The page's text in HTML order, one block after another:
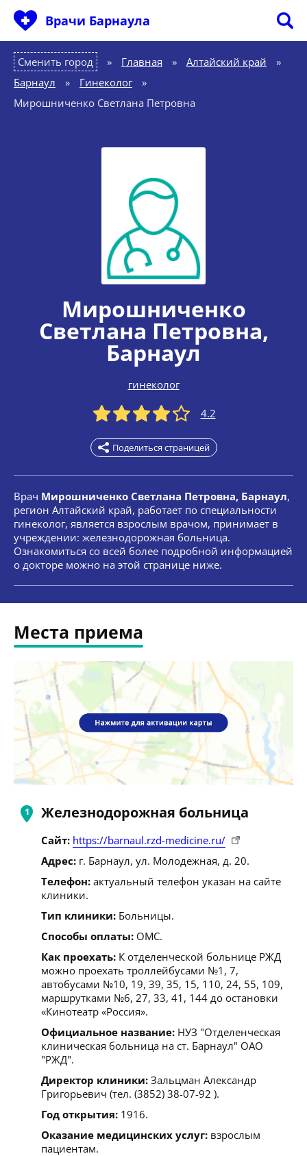
Врачи Барнаула
Сменить город Главная » Алтайский край
»
Барнаул
» Гинеколог
»
Мирошниченко Светлана Петровна
Мирошниченко
Светлана Петровна,
Барнаул
гинеколог
4.2
Поделиться страницей
Врач Мирошниченко Светлана Петровна, Барнаул,
регион Алтайский край, работает по специальности
гинеколог, является взрослым врачом, принимает в
учреждении: железнодорожная больница.
Ознакомиться со всей более подробной информацией
о докторе можно на этой странице ниже.
Места приема
Железнодорожная больница
Сайт: https://barnaul.rzd-medicine.ru/
Адрес: г. Барнаул, ул. Молодежная, д. 20.
Телефон: актуальный телефон указан на сайте
клиники.
Тип клиники: Больницы.
Способы оплаты: ОМС.
Как проехать: К отделенческой больнице РЖД
можно проехать троллейбусами №1, 7,
автобусами №10, 19, 39, 35, 15, 110, 24, 55, 109,
маршрутками №6, 27, 33, 41, 144 до остановки
«Кинотеатр «Россия».
Официальное название: НУЗ "Отделенческая
клиническая больница на ст. Барнаул" ОАО
"РЖД".
Директор клиники: Зальцман Александр
Григорьевич (тел. (3852) 38-07-92 ).
Год открытия: 1916.
Оказание медицинских услуг: взрослым
пациентам.